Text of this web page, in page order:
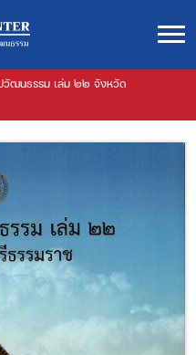
ฒนธรรม เล่ม ๒๒ จังหวัด